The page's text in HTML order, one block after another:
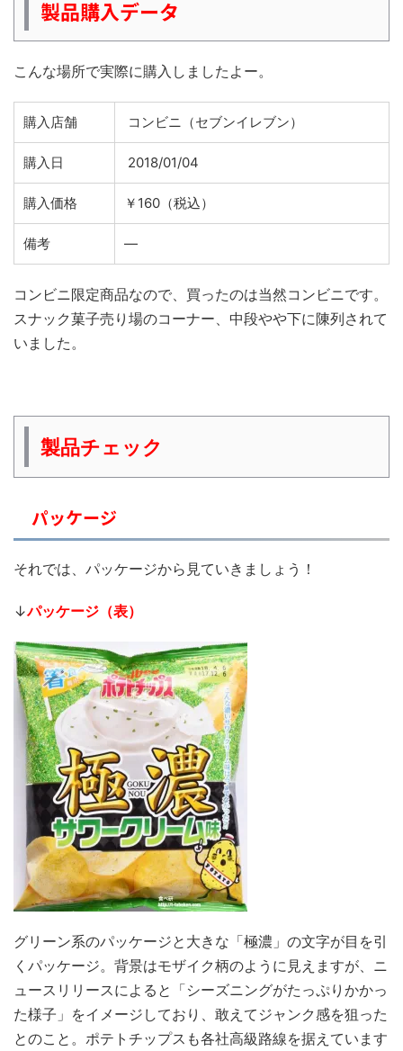
製品購入データ
こんな場所で実際に購入しましたよー。
購入店舗 コンビニ（セブンイレブン）
購入日 2018/01/04
購入価格 ￥160（税込）
備考 ―
コンビニ限定商品なので、買ったのは当然コンビニです。
スナック菓子売り場のコーナー、中段やや下に陳列されて
いました。
製品チェック
パッケージ
それでは、パッケージから見ていきましょう！
↓パッケージ（表）
グリーン系のパッケージと大きな「極濃」の文字が目を引
くパッケージ。背景はモザイク柄のように見えますが、ニ
ュースリリースによると「シーズニングがたっぷりかかっ
た様子」をイメージしており、敢えてジャンク感を狙った
とのこと。ポテトチップスも各社高級路線を据えています